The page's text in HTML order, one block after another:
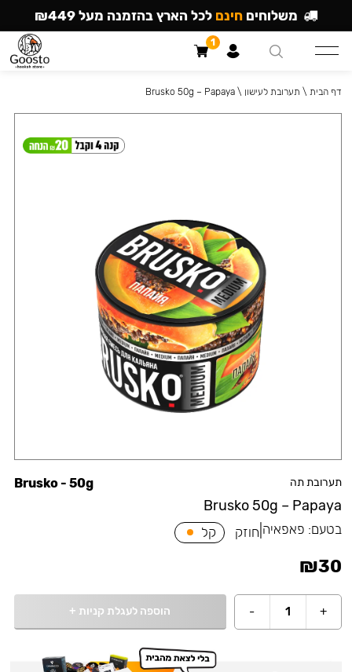
תערובת תה
Brusko 50g – Papaya
Brusko - 50g
בטעם: פאפאיה חוזק קל
₪30
+
1
- הוספה לעגלת קניות +
דף הבית \ תערובת לעישון \
Brusko 50g – Papaya
משלוחים חינם לכל הארץ בהזמנה מעל ₪449
1